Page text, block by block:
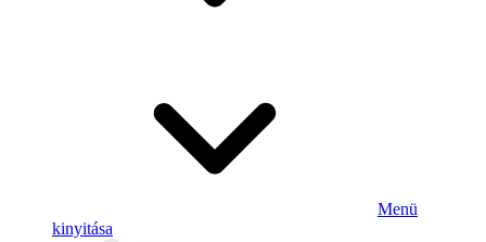
Menü
kinyitása